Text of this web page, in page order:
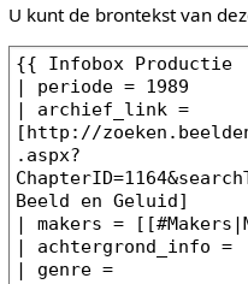
U kunt de brontekst van